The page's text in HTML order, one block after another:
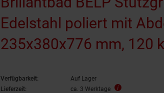
Edelstahl poliert mit
235x380x776 mm, 120
Verfügbarkeit:
Auf Lager
Lieferzeit:
ca. 3 Werktage